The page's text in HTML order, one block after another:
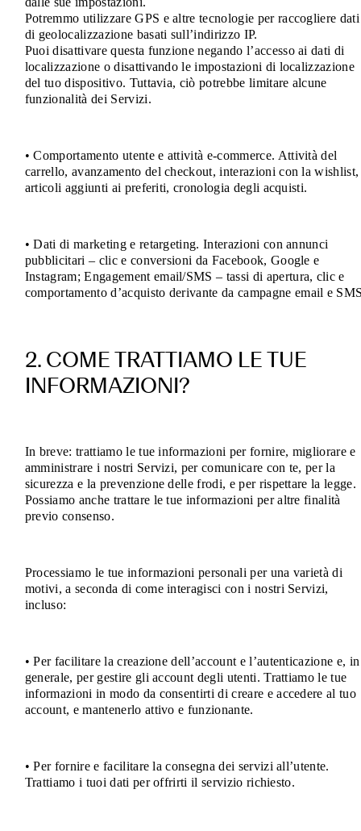
Potremmo utilizzare GPS e altre tecnologie per raccogliere dati
di geolocalizzazione basati sull’indirizzo IP.
Puoi disattivare questa funzione negando l’accesso ai dati di
localizzazione o disattivando le impostazioni di localizzazione
del tuo dispositivo. Tuttavia, ciò potrebbe limitare alcune
funzionalità dei Servizi.
• Comportamento utente e attività e-commerce. Attività del
carrello, avanzamento del checkout, interazioni con la wishlist,
articoli aggiunti ai preferiti, cronologia degli acquisti.
• Dati di marketing e retargeting. Interazioni con annunci
pubblicitari – clic e conversioni da Facebook, Google e
Instagram; Engagement email/SMS – tassi di apertura, clic e
comportamento d’acquisto derivante da campagne email e
2. COME TRATTIAMO LE TUE
INFORMAZIONI?
In breve: trattiamo le tue informazioni per fornire, migliorare e
amministrare i nostri Servizi, per comunicare con te, per la
sicurezza e la prevenzione delle frodi, e per rispettare la legge.
Possiamo anche trattare le tue informazioni per altre finalità
previo consenso.
Processiamo le tue informazioni personali per una varietà di
motivi, a seconda di come interagisci con i nostri Servizi,
incluso:
• Per facilitare la creazione dell’account e l’autenticazione e, in
generale, per gestire gli account degli utenti. Trattiamo le tue
informazioni in modo da consentirti di creare e accedere al tuo
account, e mantenerlo attivo e funzionante.
• Per fornire e facilitare la consegna dei servizi all’utente.
Trattiamo i tuoi dati per offrirti il servizio richiesto.